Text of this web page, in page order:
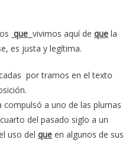
que vivimos aquí de quela
es justa y legítima.
por tramos en el texto
a uno de las plumas
del pasado siglo a un
uso del queen algunos de sus